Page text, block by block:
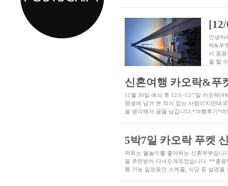
안녕하
박&푸
서 꼼
을 할
신혼여행 카오락&푸
11월 30일 예식 후 12/1~12/7일 카오락
평생에 남겨 본 적이 없는 사람이지만태
을 생각해서 글을 남깁니다.*여행후기*
5박7일 카오락 푸켓
저희는 물놀이를 좋아하는 신혼부부입니
을 추천받아 다녀오게되었습니다. **총
행 가능 일정동안 스케줄, 식당 등 설명